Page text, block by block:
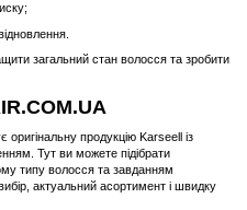
загальний стан волосся та зробити
продукцію Karseell із
Тут ви можете підібрати
типу волосся та завданням
актуальний асортимент і швидку